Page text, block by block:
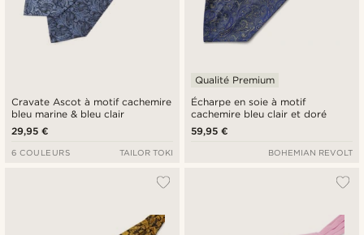
Cravate Ascot à motif cachemire
bleu marine & bleu clair
29,95 €
6 COULEURS TAILOR TOKI
Écharpe en soie à motif
cachemire bleu clair et doré
Qualité Premium
59,95 €
BOHEMIAN REVOLT